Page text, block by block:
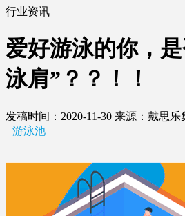
行业资讯
爱好游泳的你，
泳肩”？？！！
发稿时间：2020-11-30 来源：戴思乐
游泳池